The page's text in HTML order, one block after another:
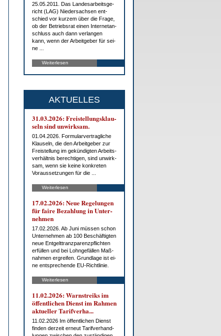
25.05.2011. Das Lan­des­ar­beits­ge­
richt (LAG) Nie­der­sach­sen ent­
schied vor kur­zem über die Fra­ge,
ob der Be­triebs­rat ei­nen In­ter­net­an­
schluss auch dann ver­lan­gen
kann, wenn der Ar­beit­ge­ber für sei­
ne ...
Weiterlesen
AKTUELLES
31.03.2026: Frei­stel­lungs­klau­
seln sind un­wirk­sam.
01.04.2026. For­mu­lar­ver­trag­li­che
Klau­seln, die den Ar­beit­ge­ber zur
Frei­stel­lung im ge­kün­dig­ten Ar­beits­
ver­hält­nis be­rech­ti­gen, sind un­wirk­
sam, wenn sie kei­ne kon­kre­ten
Vor­aus­set­zun­gen für die ...
Weiterlesen
17.02.2026: Neue Re­ge­lun­gen
für fai­re Be­zah­lung in Un­ter­
neh­men
17.02.2026. Ab Ju­ni müs­sen schon
Un­ter­neh­men ab 100 Be­schäf­tig­ten
neue Ent­gelt­tranz­pa­renz­pflich­ten
er­fül­len und bei Lohn­ge­fäl­len Maß­
nah­men er­grei­fen. Grund­la­ge ist ei­
ne ent­spre­chen­de EU-Richt­li­nie.
Weiterlesen
11.02.2026: Warn­streiks im
öf­fent­li­chen Dienst im Rah­men
ak­tu­el­ler Ta­rif­ver­ha...
11.02.2026 Im öf­fent­li­chen Dienst
fin­den der­zeit er­neut Ta­rif­ver­hand­